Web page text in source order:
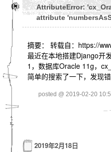
AttributeError:
attribute
摘要： 转载自：https://
最近在本地搭建Django开
1，数据库Oracle 11g，
简单的搜索了一下，发现
posted @ 2019-02-20
2019年2月18日